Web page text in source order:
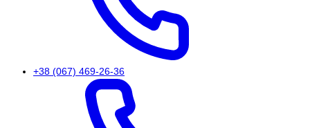
+38 (067) 469-26-36